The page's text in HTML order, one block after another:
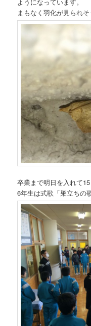
まもなく羽化が見られそ
卒業まで明日を入れて15
6年生は式歌「巣立ちの